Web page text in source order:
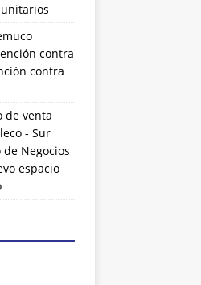
contra
contra
de venta
- Sur
Negocios
espacio